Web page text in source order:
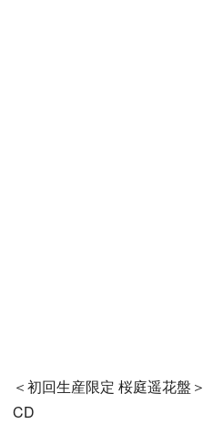
＜初回生産限定 桜庭遥花盤＞
CD